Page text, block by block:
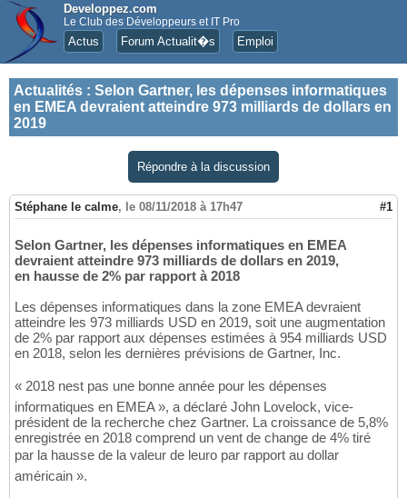
Developpez.com
Le Club des Développeurs et IT Pro
Actus Forum Actualit�s Emploi
Actualités : Selon Gartner, les dépenses informatiques
en EMEA devraient atteindre 973 milliards de dollars en
2019
Répondre à la discussion
Stéphane le calme, le 08/11/2018 à 17h47 #1
Selon Gartner, les dépenses informatiques en EMEA
devraient atteindre 973 milliards de dollars en 2019,
en hausse de 2% par rapport à 2018
Les dépenses informatiques dans la zone EMEA devraient
atteindre les 973 milliards USD en 2019, soit une augmentation
de 2% par rapport aux dépenses estimées à 954 milliards USD
en 2018, selon les dernières prévisions de Gartner, Inc.
« 2018 nest pas une bonne année pour les dépenses
informatiques en EMEA », a déclaré John Lovelock, vice-
président de la recherche chez Gartner. La croissance de 5,8%
enregistrée en 2018 comprend un vent de change de 4% tiré
par la hausse de la valeur de leuro par rapport au dollar
américain ».